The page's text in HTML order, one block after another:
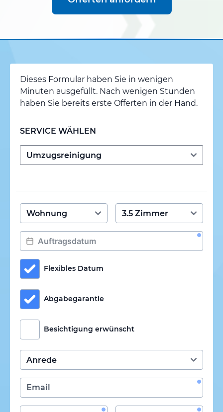
Dieses Formular haben Sie in wenigen
Minuten ausgefüllt. Nach wenigen Stunden
haben Sie bereits erste Offerten in der Hand.
SERVICE WÄHLEN
Flexibles Datum
Abgabegarantie
Besichtigung erwünscht